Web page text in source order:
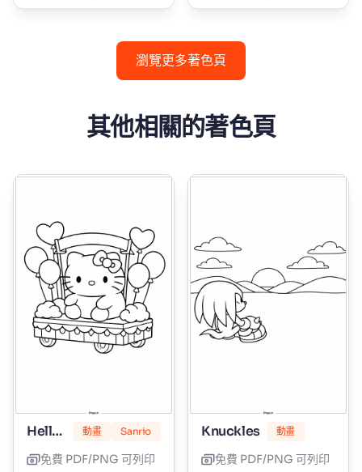
瀏覽更多著色頁
其他相關的著色頁
Hello Kitty 棉花糖 動畫 Sanrio
免費 PDF/PNG 可列印
Knuckles 動畫
免費 PDF/PNG 可列印